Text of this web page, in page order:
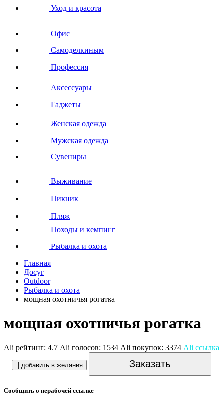
Уход и красота
Офис
Самоделкиным
Профессия
Аксессуары
Гаджеты
Женская одежда
Мужская одежда
Сувениры
Выживание
Пикник
Пляж
Походы и кемпинг
Рыбалка и охота
Главная
Досуг
Outdoor
Рыбалка и охота
мощная охотничья рогатка
мощная охотничья рогатка
Ali рейтинг: 4.7 Ali голосов: 1534 Ali покупок: 3374 Ali ссылка
| добавить в желания Заказать
Сообщить о нерабочей ссылке